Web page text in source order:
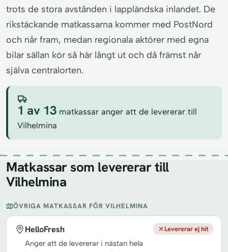
trots de stora avstånden i lappländska inlandet. De
rikstäckande matkassarna kommer med PostNord
och når fram, medan regionala aktörer med egna
bilar sällan kör så här långt ut och då främst når
själva centralorten.
1 av 13 matkassar anger att de levererar till
Vilhelmina
Matkassar som levererar till
Vilhelmina
ÖVRIGA MATKASSAR FÖR VILHELMINA
HelloFresh
Anger att de levererar i nästan hela
Levererar ej hit